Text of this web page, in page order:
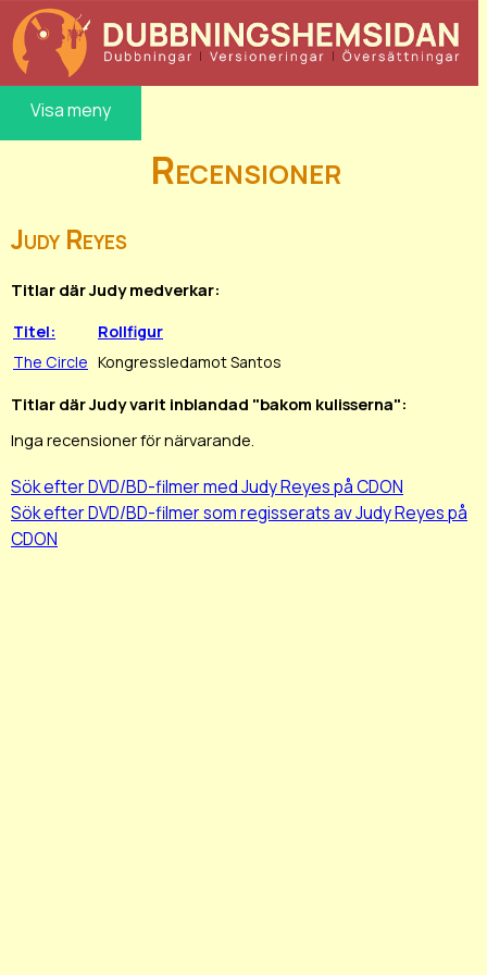
Visa meny
Recensioner
Judy Reyes
Titlar där Judy medverkar:
Titel:
Rollfigur
The Circle Kongressledamot Santos
Titlar där Judy varit inblandad "bakom kulisserna":
Inga recensioner för närvarande.
Sök efter DVD/BD-filmer med Judy Reyes på CDON
Sök efter DVD/BD-filmer som regisserats av Judy Reyes på
CDON